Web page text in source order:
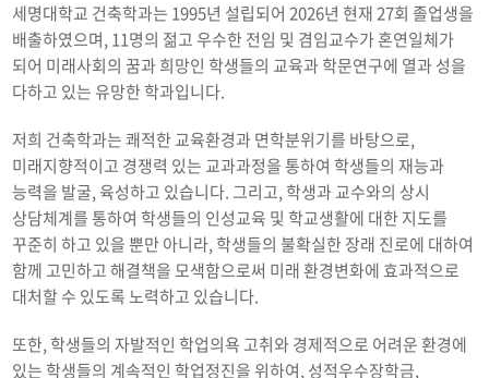
세명대학교 건축학과는 1995년 설립되어 2026년 현재 27회 졸업생을
배출하였으며, 11명의 젊고 우수한 전임 및 겸임교수가 혼연일체가
되어 미래사회의 꿈과 희망인 학생들의 교육과 학문연구에 열과 성을
다하고 있는 유망한 학과입니다.
저희 건축학과는 쾌적한 교육환경과 면학분위기를 바탕으로,
미래지향적이고 경쟁력 있는 교과과정을 통하여 학생들의 재능과
능력을 발굴, 육성하고 있습니다. 그리고, 학생과 교수와의 상시
상담체계를 통하여 학생들의 인성교육 및 학교생활에 대한 지도를
꾸준히 하고 있을 뿐만 아니라, 학생들의 불확실한 장래 진로에 대하여
함께 고민하고 해결책을 모색함으로써 미래 환경변화에 효과적으로
대처할 수 있도록 노력하고 있습니다.
또한, 학생들의 자발적인 학업의욕 고취와 경제적으로 어려운 환경에
있는 학생들의 계속적인 학업정진을 위하여, 성적우수장학금,